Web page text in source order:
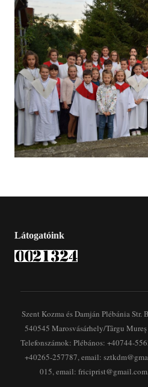
Látogatóink
Szent Kozma és Damján Plébánia Str.
540545 Marosvásárhely/Târgu
Telefonszámok: Plébános: +40744-
+40265-257787, email:
015, email: